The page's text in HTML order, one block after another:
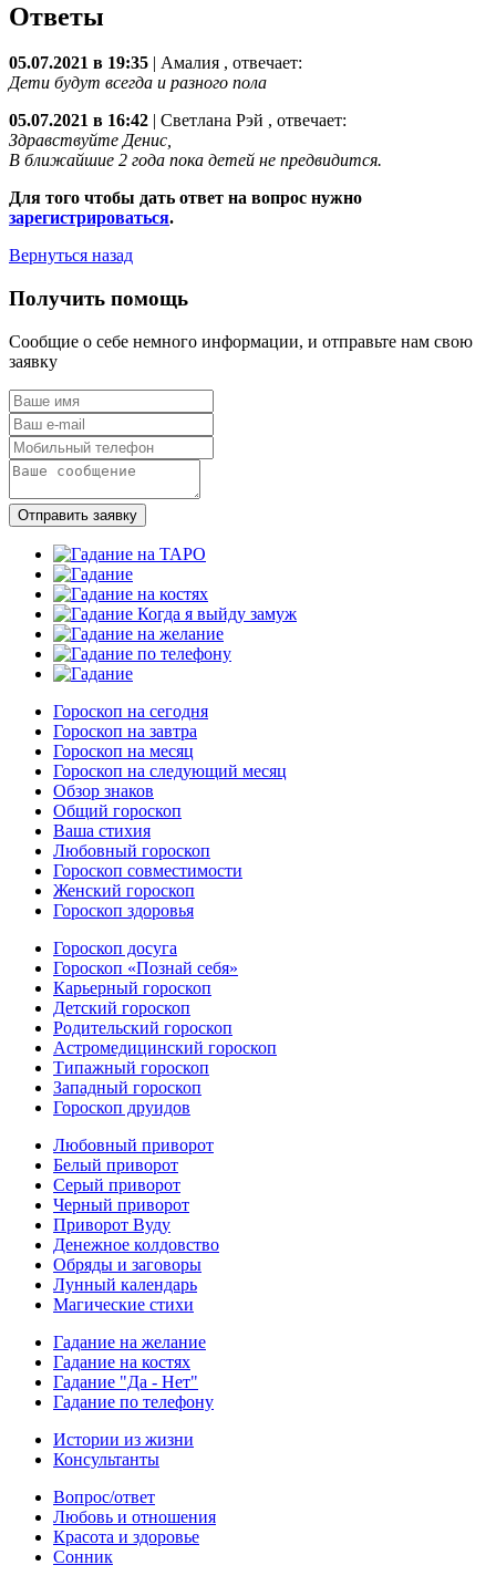
Ответы
05.07.2021 в 19:35 Амалия , отвечает:
Дети будут всегда и разного пола
05.07.2021 в 16:42
Светлана Рэй , отвечает:
Здравствуйте Денис,
В ближайшие 2 года пока детей не предвидится.
Для того чтобы дать ответ на вопрос нужно
зарегистрироваться.
Вернуться назад
Получить помощь
Сообщие о себе немного информации, и отправьте нам свою
заявку
Отправить заявку
Гороскоп на сегодня
Гороскоп на завтра
Гороскоп на месяц
Гороскоп на следующий месяц
Обзор знаков
Общий гороскоп
Ваша стихия
Любовный гороскоп
Гороскоп совместимости
Женский гороскоп
Гороскоп здоровья
Гороскоп досуга
Гороскоп «Познай себя»
Карьерный гороскоп
Детский гороскоп
Родительский гороскоп
Астромедицинский гороскоп
Типажный гороскоп
Западный гороскоп
Гороскоп друидов
Любовный приворот
Белый приворот
Серый приворот
Черный приворот
Приворот Вуду
Денежное колдовство
Обряды и заговоры
Лунный календарь
Магические стихи
Гадание на желание
Гадание на костях
Гадание "Да - Нет"
Гадание по телефону
Истории из жизни
Консультанты
Вопрос/ответ
Любовь и отношения
Красота и здоровье
Сонник